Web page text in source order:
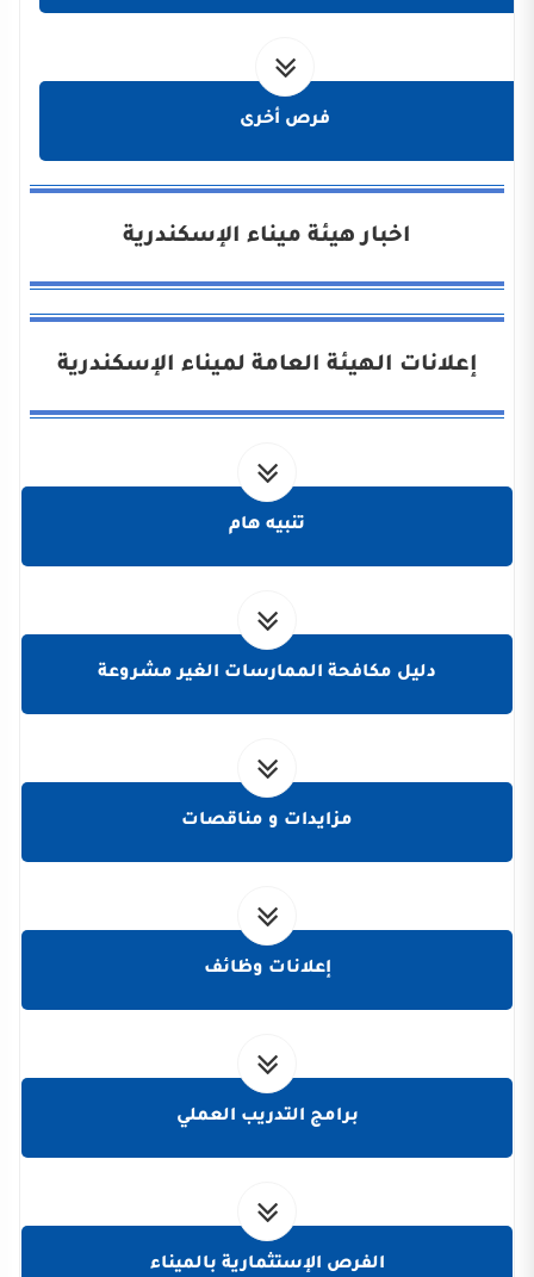
فرص أخرى
اخبار هيئة ميناء الإسكندرية
إعلانات الهيئة العامة لميناء الإسكندرية
تنبيه هام
دليل مكافحة الممارسات الغير مشروعة
مزايدات و مناقصات
إعلانات وظائف
برامج التدريب العملي
الفرص الإستثمارية بالميناء